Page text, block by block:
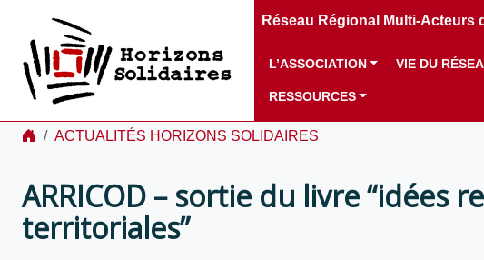
Réseau Régional Multi-Acteurs
L’ASSOCIATION VIE DU
RESSOURCES
ACTUALITÉS HORIZONS SOLIDAIRES
ARRICOD – sortie du livre “idées
territoriales”